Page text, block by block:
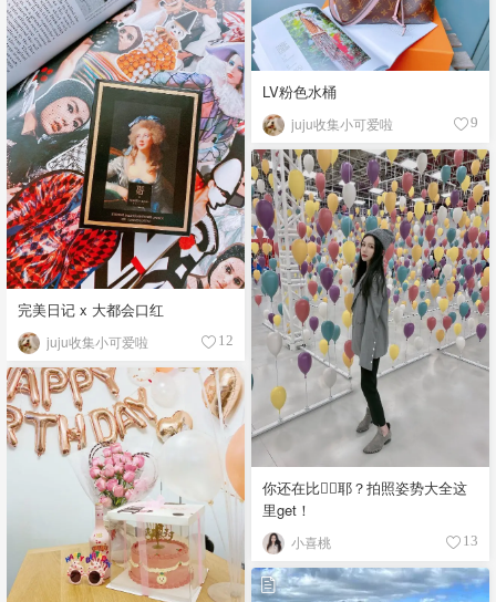
LV粉色水桶
juju收集小可爱啦 9
完美日记 x 大都会口红
juju收集小可爱啦 12
你还在比✌🏻耶？拍照姿势大全这
里get！
小喜桃 13